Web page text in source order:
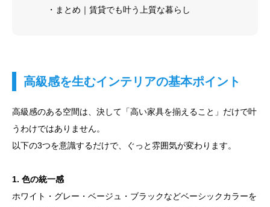
・まとめ｜賃貸でも叶う上質な暮らし
高級感を生むインテリアの基本ポイント
高級感のある空間は、決して「高い家具を揃えること」だけで叶
うわけではありません。
以下の3つを意識するだけで、ぐっと雰囲気が変わります。
1. 色の統一感
ホワイト・グレー・ベージュ・ブラックなどベーシックカラーを